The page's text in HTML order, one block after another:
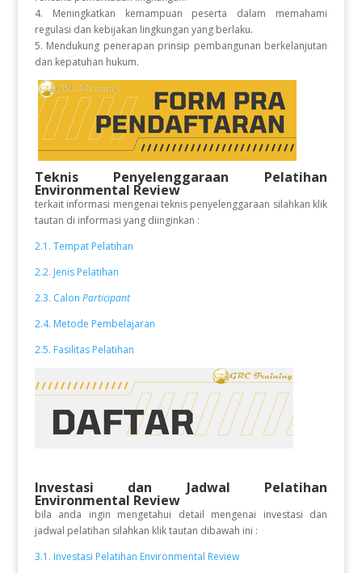
4. Meningkatkan kemampuan peserta dalam memahami
regulasi dan kebijakan lingkungan yang berlaku.
5. Mendukung penerapan prinsip pembangunan berkelanjutan
dan kepatuhan hukum.
Teknis Penyelenggaraan Pelatihan
Environmental Review
terkait informasi mengenai teknis penyelenggaraan silahkan klik
tautan di informasi yang diinginkan :
2.1. Tempat Pelatihan
2.2. Jenis Pelatihan
2.3. Calon Participant
2.4. Metode Pembelajaran
2.5. Fasilitas Pelatihan
Investasi dan Jadwal Pelatihan
Environmental Review
bila anda ingin mengetahui detail mengenai investasi dan
jadwal pelatihan silahkan klik tautan dibawah ini :
3.1. Investasi Pelatihan Environmental Review